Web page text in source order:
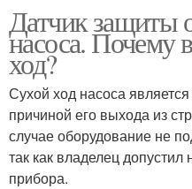
Датчик защиты
насоса. Почему
ход?
Сухой ход насоса
причиной его выхода из
случае оборудование не
так как владелец
прибора.